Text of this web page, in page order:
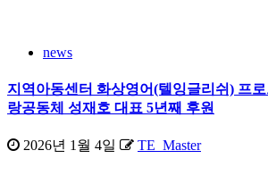
김
news
지역아동센터 화상영어(텔잉글리쉬) 프
랑공동체 성재호 대표 5년째 후원
2026년 1월 4일 TE_Master